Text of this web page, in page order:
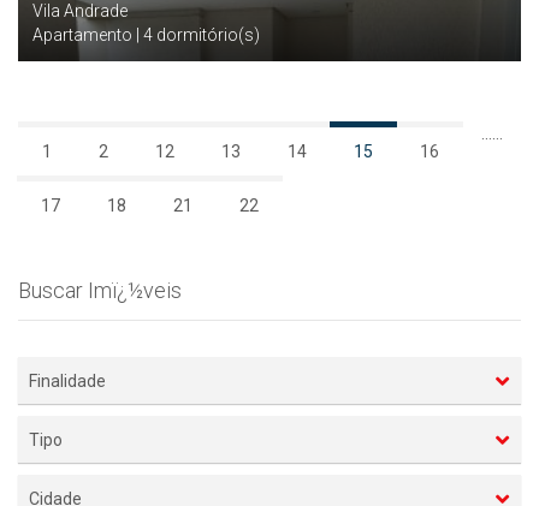
Vila Andrade
Apartamento | 4 dormitório(s)
1 2
12
13 14 15 16
17 18 21 22
Buscar Imï¿½veis
Finalidade
Tipo
Cidade